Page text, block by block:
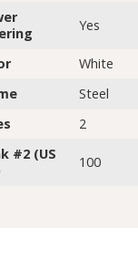
Yes
White
Steel
2
#2 (US
100